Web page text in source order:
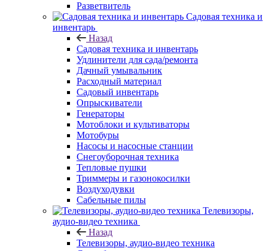
Разветвитель
Садовая техника и
инвентарь
Назад
Садовая техника и инвентарь
Удлинители для сада/ремонта
Дачный умывальник
Расходный материал
Садовый инвентарь
Опрыскиватели
Генераторы
Мотоблоки и культиваторы
Мотобуры
Насосы и насосные станции
Снегоуборочная техника
Тепловые пушки
Триммеры и газонокосилки
Воздуходувки
Сабельные пилы
Телевизоры,
аудио-видео техника
Назад
Телевизоры, аудио-видео техника